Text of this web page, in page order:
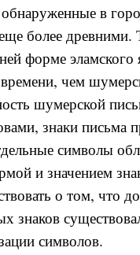
в
более
форме эламского
чем
шумерской
знаки письма
символы
и значением
о том, что
знаков
символов.